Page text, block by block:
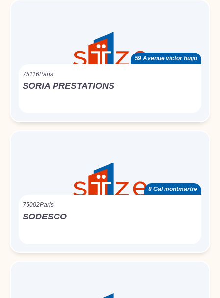
59 Avenue victor hugo
75116Paris
SORIA PRESTATIONS
8 Gal montmartre
75002Paris
SODESCO